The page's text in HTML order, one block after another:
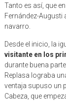
Tanto es así, que
Fernández-
navarro.
Desde el inicio, la
visitante en los
durante buena
Replasa lograba
ventaja supuso un
Cabeza, que